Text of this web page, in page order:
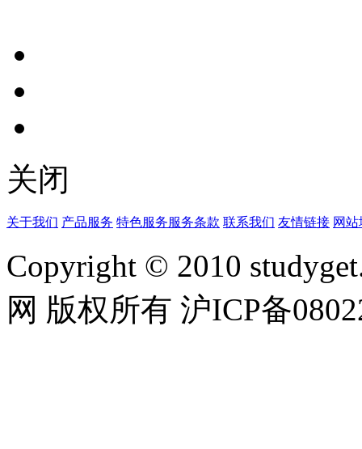
关闭
关于我们 产品服务 特色服务服务条款 联系我们 友情链接 网
Copyright © 2010
网 版权所有 沪ICP备